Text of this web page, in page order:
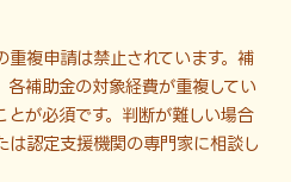
重複申請は禁止されています。補
各補助金の対象経費が重複してい
とが必須です。判断が難しい場合
は認定支援機関の専門家に相談し